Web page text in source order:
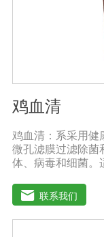
鸡血清
鸡血清：系采用健
微孔滤膜过滤除菌
体、病毒和细菌。
1000ml/瓶保存
冻：采用逐步解
淀的产生使血清质
联系我们